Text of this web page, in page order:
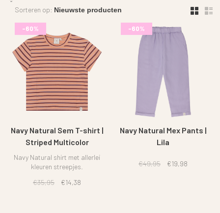
Sorteren op:
-60%
Navy Natural Sem T-shirt |
Striped Multicolor
Navy Natural shirt met allerlei
kleuren streepjes.
€35,95
€14,38
-60%
Navy Natural Mex Pants |
Lila
€49,95 €19,98